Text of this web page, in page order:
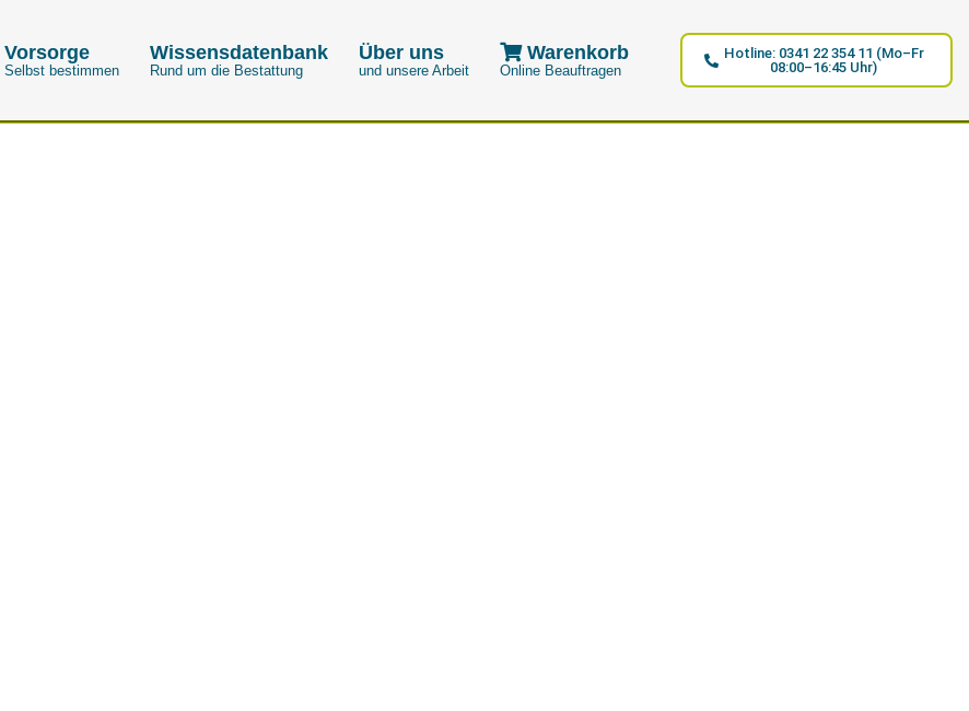
Vorsorge
Selbst bestimmen
Wissensdatenbank
Rund um die Bestattung
Über uns
und unsere Arbeit
Warenkorb
Online Beauftragen
Hotline: 0341 22 354 11 (Mo–Fr
08:00–16:45 Uhr)